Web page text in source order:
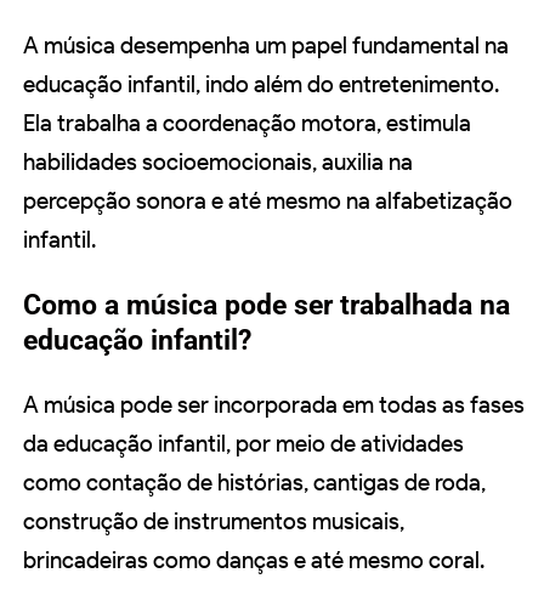
A música desempenha um papel fundamental na
educação infantil, indo além do entretenimento.
Ela trabalha a coordenação motora, estimula
habilidades socioemocionais, auxilia na
percepção sonora e até mesmo na alfabetização
infantil.
Como a música pode ser trabalhada na
educação infantil?
A música pode ser incorporada em todas as fases
da educação infantil, por meio de atividades
como contação de histórias, cantigas de roda,
construção de instrumentos musicais,
brincadeiras como danças e até mesmo coral.